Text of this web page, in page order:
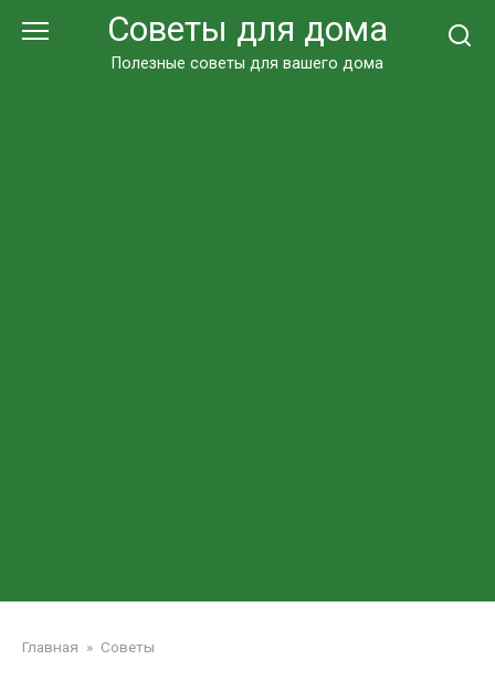
Советы для дома
Полезные советы для вашего дома
Главная » Советы